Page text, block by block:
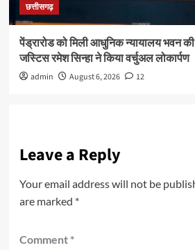
छत्तीसगढ़
पेंड्रारोड को मिली आधुनिक न्यायालय भवन
जस्टिस रमेश सिन्हा ने किया वर्चुअल लोकार्पण
admin August 6, 2026 12
Leave a Reply
Your email address will not be
are marked *
Comment *